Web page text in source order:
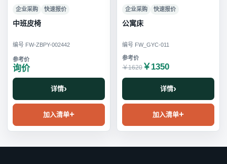
企业采购 快速报价
中班皮椅
编号 FW-ZBPY-002442
询价
详情
加入清单
企业采购 快速报价
公寓床
编号 FW_GYC-011
￥1620 ￥1350
详情
加入清单